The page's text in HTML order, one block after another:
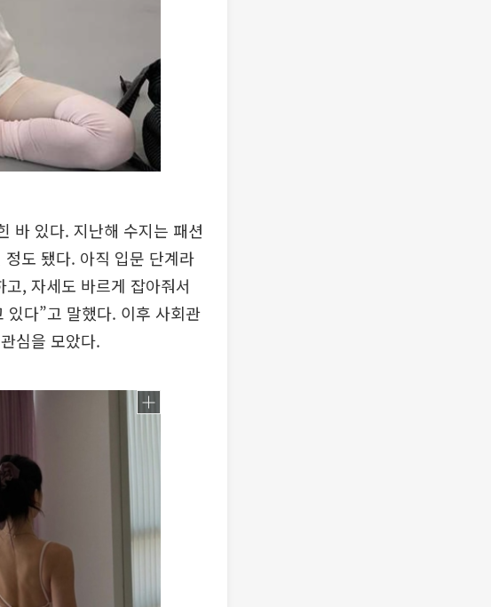
바 있다. 지난해 수지는 패션
정도 됐다. 아직 입문 단계라
, 자세도 바르게 잡아줘서
있다”고 말했다. 이후 사회관
심을 모았다.